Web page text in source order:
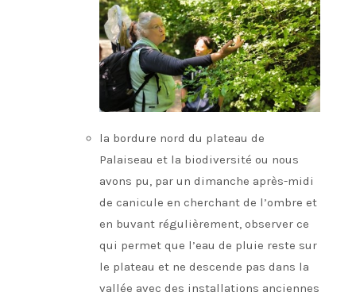
la bordure nord du plateau de
Palaiseau et la biodiversité ou nous
avons pu, par un dimanche après-midi
de canicule en cherchant de l’ombre et
en buvant régulièrement, observer ce
qui permet que l’eau de pluie reste sur
le plateau et ne descende pas dans la
vallée avec des installations anciennes